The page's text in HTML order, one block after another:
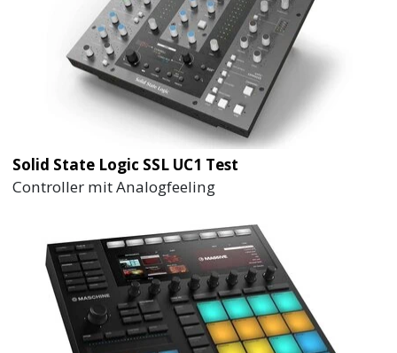
Solid State Logic SSL UC1 Test
Controller mit Analogfeeling